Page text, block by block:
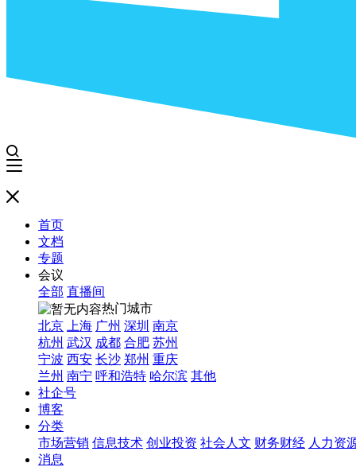
首页
文档
专题
会议
全部 直播间
热门城市
北京
上海 广州 深圳 南京
杭州 武汉 成都 合肥 苏州
宁波 西安 长沙 郑州 重庆
兰州 南宁 呼和浩特 哈尔滨 其他
社企号
博客
分类
市场营销 信息技术 创业投资 社会人文 财务财经 人力资
消息